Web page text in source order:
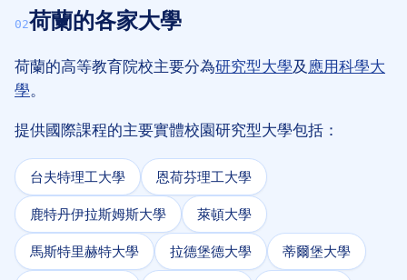
02荷蘭的各家大學
荷蘭的高等教育院校主要分為研究型大學及 應用科學大
學。
提供國際課程的主要實體校園研究型大學包括：
台夫特理工大學 恩荷芬理工大學
鹿特丹伊拉斯姆斯大學 萊頓大學
馬斯特里赫特大學 拉德堡德大學 蒂爾堡大學